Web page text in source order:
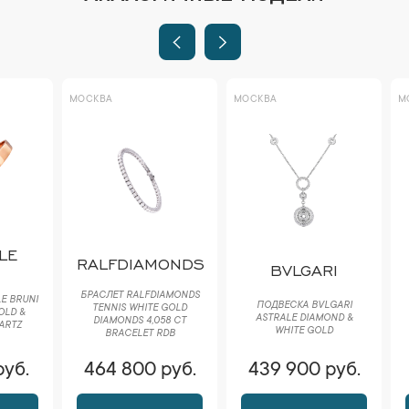
RALFDIAMONDS
БРАСЛЕТ RALFDIAMONDS
TENNIS WHITE GOLD
DIAMONDS 4,058 CT
BRACELET RDB
464 800 руб.
BVLGARI
ПОДВЕСКА BVLGARI
ASTRALE DIAMOND &
WHITE GOLD
439 900 руб.